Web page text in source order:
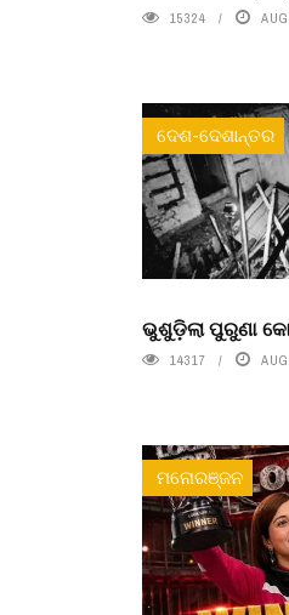
15324
ଦେଶ-ଦେଶାନ୍ତର
ଭୁଶୁଡ଼ିଲା ପୁରୁଣା
14317
ମନୋରଞ୍ଜନ